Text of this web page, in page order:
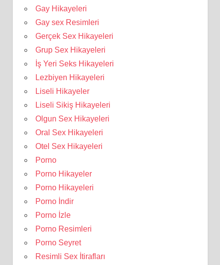
Gay Hikayeleri
Gay sex Resimleri
Gerçek Sex Hikayeleri
Grup Sex Hikayeleri
İş Yeri Seks Hikayeleri
Lezbiyen Hikayeleri
Liseli Hikayeler
Liseli Sikiş Hikayeleri
Olgun Sex Hikayeleri
Oral Sex Hikayeleri
Otel Sex Hikayeleri
Porno
Porno Hikayeler
Porno Hikayeleri
Porno İndir
Porno İzle
Porno Resimleri
Porno Seyret
Resimli Sex İtirafları